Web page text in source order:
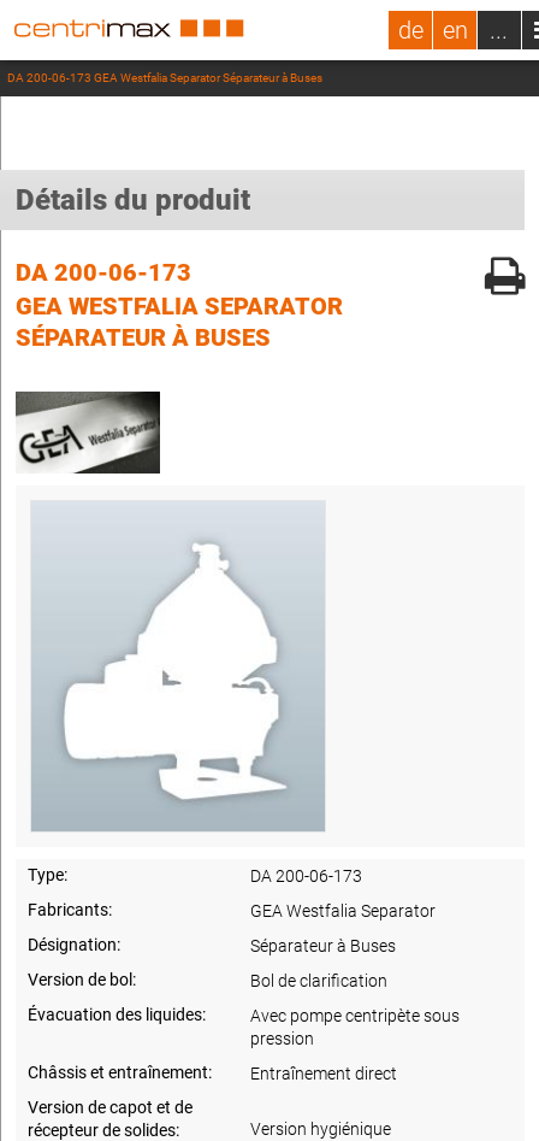
de en ...
DA 200-06-173 GEA Westfalia Separator Séparateur à Buses
Détails du produit
DA 200-06-173
GEA WESTFALIA SEPARATOR
SÉPARATEUR À BUSES
Type:
DA 200-06-173
Fabricants:
GEA Westfalia Separator
Désignation:
Séparateur à Buses
Version de bol:
Bol de clarification
Évacuation des liquides:
Avec pompe centripète sous
pression
Châssis et entraînement:
Entraînement direct
Version de capot et de
récepteur de solides:
Version hygiénique